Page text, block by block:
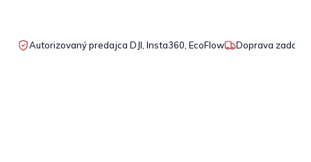
Autorizovaný predajca DJI, Insta360, EcoFlow Doprava